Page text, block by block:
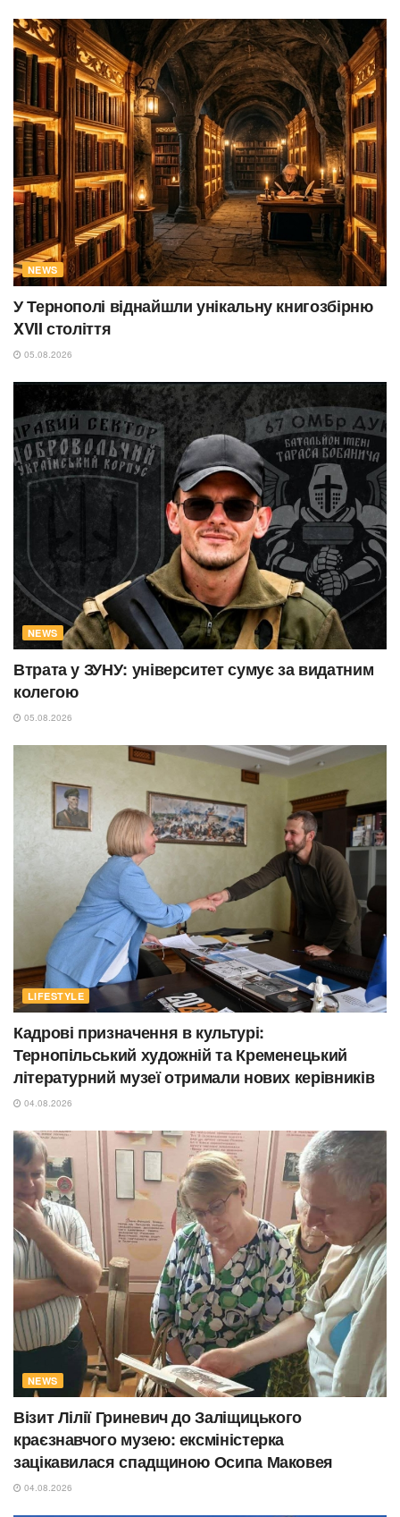
NEWS
У Тернополі віднайшли унікальну книгозбірню
XVII століття
05.08.2026
NEWS
Втрата у ЗУНУ: університет сумує за видатним
колегою
05.08.2026
LIFESTYLE
Кадрові призначення в культурі:
Тернопільський художній та Кременецький
літературний музеї отримали нових керівників
04.08.2026
NEWS
Візит Лілії Гриневич до Заліщицького
краєзнавчого музею: ексміністерка
зацікавилася спадщиною Осипа Маковея
04.08.2026